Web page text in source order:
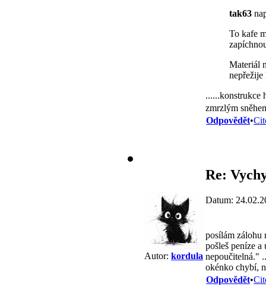
tak63
To kafe
Materiál
nepřežije
......konstrukce
zmrzlým
Odpovědět•
Autor: kordula
Re:
Datum:
posílám zálohu
pošleš peníze
nepoučitelná."
okénko chybí,
Odpovědět•